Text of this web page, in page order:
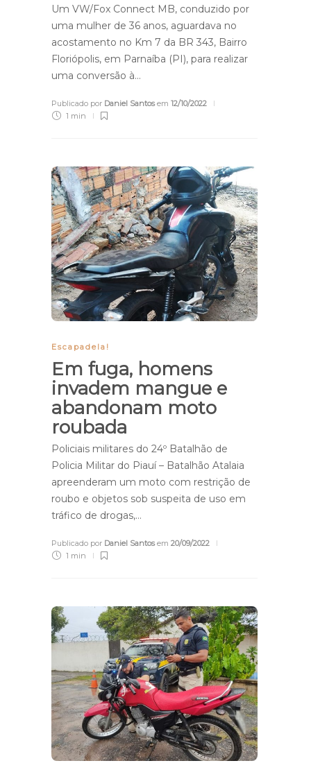
Um VW/Fox Connect MB, conduzido por
uma mulher de 36 anos, aguardava no
acostamento no Km 7 da BR 343, Bairro
Floriópolis, em Parnaíba (PI), para realizar
uma conversão à…
Publicado por Daniel Santosem 12/10/2022
1 min
Escapadela!
Em fuga, homens
invadem mangue e
abandonam moto
roubada
Policiais militares do 24º Batalhão de
Policia Militar do Piauí – Batalhão Atalaia
apreenderam um moto com restrição de
roubo e objetos sob suspeita de uso em
tráfico de drogas,…
Publicado por Daniel Santosem 20/09/2022
1 min